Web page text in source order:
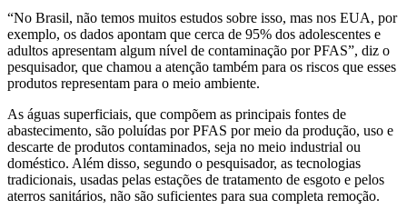
“No Brasil, não temos muitos estudos sobre isso, mas nos EUA, por
exemplo, os dados apontam que cerca de 95% dos adolescentes e
adultos apresentam algum nível de contaminação por PFAS”, diz o
pesquisador, que chamou a atenção também para os riscos que esses
produtos representam para o meio ambiente.
As águas superficiais, que compõem as principais fontes de
abastecimento, são poluídas por PFAS por meio da produção, uso e
descarte de produtos contaminados, seja no meio industrial ou
doméstico. Além disso, segundo o pesquisador, as tecnologias
tradicionais, usadas pelas estações de tratamento de esgoto e pelos
aterros sanitários, não são suficientes para sua completa remoção.